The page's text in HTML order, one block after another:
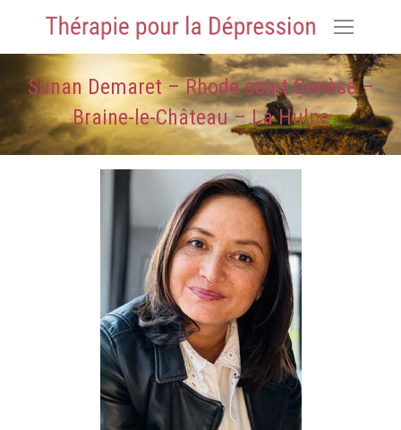
Sunan Demaret – Rhode saint Genèse –
Braine-le-Château – La Hulpe